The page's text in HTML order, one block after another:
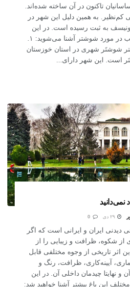
تاکنون در آن ساخته شده‌اند.
کم‌نظیر. به همین دلیل این شهر در
به ثبت رسیده است. در این
شوشتَر شهری در استان خوزستان
است. این شهر دارای...
نمی‌دانید
دیدنی ایران و ایرانی است که اگر
از شکوه، ظرافت و زیبایی را از
اثر تاریخی از وجوه مختلفی قابل
آیینه‌کاری، ظرافت، رنگ و
و نهایتا چیدمان داخلی آن. در این
مختلف این باغ بیشتر آشنا خواهید شد: